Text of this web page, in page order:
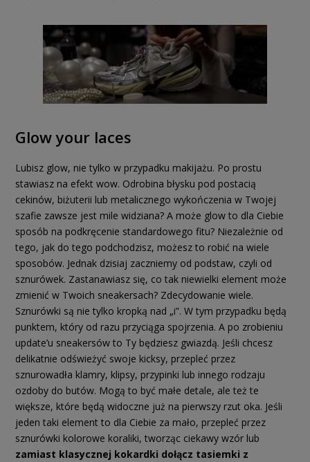
Glow your laces
Lubisz glow, nie tylko w przypadku makijażu. Po prostu
stawiasz na efekt wow. Odrobina błysku pod postacią
cekinów, biżuterii lub metalicznego wykończenia w Twojej
szafie zawsze jest mile widziana? A może glow to dla Ciebie
sposób na podkręcenie standardowego fitu? Niezależnie od
tego, jak do tego podchodzisz, możesz to robić na wiele
sposobów. Jednak dzisiaj zaczniemy od podstaw, czyli od
sznurówek. Zastanawiasz się, co tak niewielki element może
zmienić w Twoich sneakersach? Zdecydowanie wiele.
Sznurówki są nie tylko kropką nad „i”. W tym przypadku będą
punktem, który od razu przyciąga spojrzenia. A po zrobieniu
update’u sneakersów to Ty będziesz gwiazdą. Jeśli chcesz
delikatnie odświeżyć swoje kicksy, przepleć przez
sznurowadła klamry, klipsy, przypinki lub innego rodzaju
ozdoby do butów. Mogą to być małe detale, ale też te
większe, które będą widoczne już na pierwszy rzut oka. Jeśli
jeden taki element to dla Ciebie za mało, przepleć przez
sznurówki kolorowe koraliki, tworząc ciekawy wzór lub
zamiast klasycznej kokardki dołącz tasiemki z